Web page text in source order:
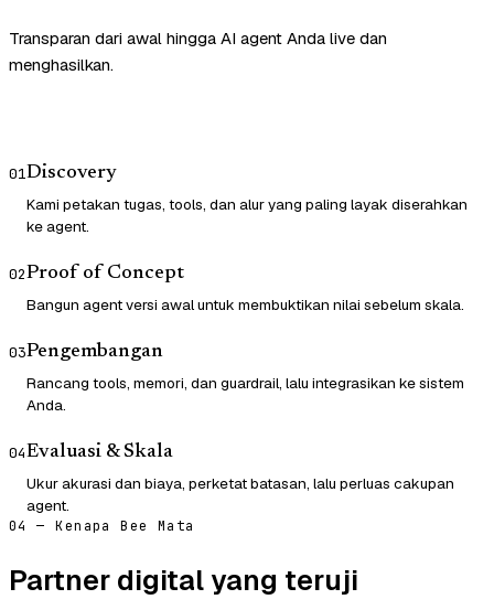
Transparan dari awal hingga AI agent Anda live dan
menghasilkan.
01Discovery
Kami petakan tugas, tools, dan alur yang paling layak diserahkan
ke agent.
02Proof of Concept
Bangun agent versi awal untuk membuktikan nilai sebelum skala.
03Pengembangan
Rancang tools, memori, dan guardrail, lalu integrasikan ke sistem
Anda.
04Evaluasi & Skala
Ukur akurasi dan biaya, perketat batasan, lalu perluas cakupan
agent.
04 — Kenapa Bee Mata
Partner digital yang teruji